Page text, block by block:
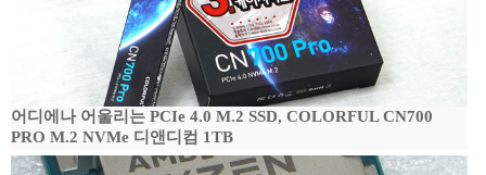
어디에나 어울리는 PCIe 4.0 M.2 SSD, COLORFUL CN700
PRO M.2 NVMe 디앤디컴 1TB